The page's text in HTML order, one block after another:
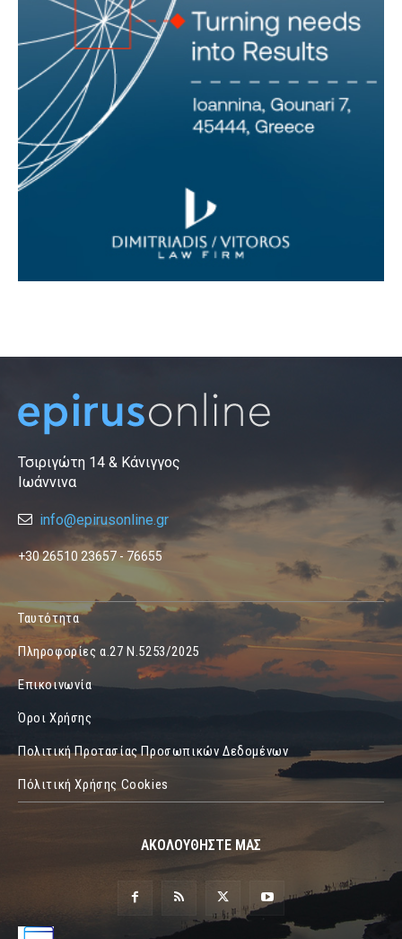
Τσιριγώτη 14 & Κάνιγγος
Ιωάννινα
info@epirusonline.gr
+30 26510 23657 - 76655
Ταυτότητα
Πληροφορίες α.27 Ν.5253/2025
Επικοινωνία
Όροι Χρήσης
Πολιτική Προτασίας Προσωπικών Δεδομένων
Πόλιτική Χρήσης Cookies
ΑΚΟΛΟΥΘΗΣΤΕ ΜΑΣ